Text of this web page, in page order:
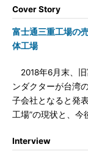
Cover Story
富士通三重工場の
体工場
2018年6月末、旧
ンダクターが台湾
子会社となると発
工場”の現状と、今
Interview